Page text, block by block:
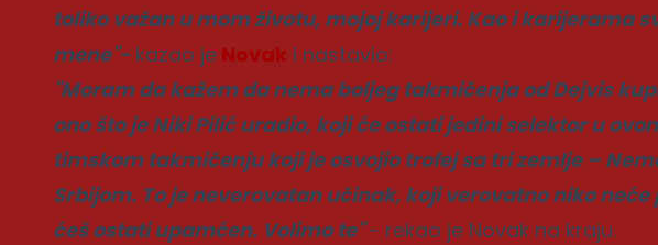
toliko važan u mom životu, mojoj karijeri. Kao i karijerama
mene"-kazao je Novak i nastavio:
"Moram da kažem da nema boljeg takmičenja od Dejvis
ono što je Niki Pilić uradio, koji će ostati jedini selektor u
timskom takmičenju koji je osvojio trofej sa tri zemlje –
Srbijom. To je neverovatan učinak, koji verovatno niko
ćeš ostati upamćen. Volimo te"- rekao je Novak na kraju.